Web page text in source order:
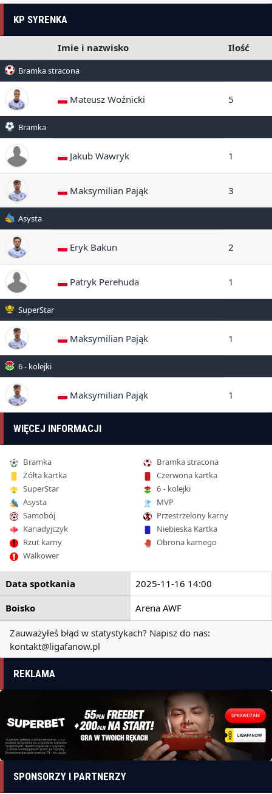
KP SYRENKA
Imie i nazwisko Ilość
Bramka stracona
Mateusz Woźnicki 5
Bramka
Jakub Wawryk 1
Maksymilian Pająk 3
Asysta
Eryk Bakun 2
Patryk Perehuda 1
SuperStar
Maksymilian Pająk 1
6 - kolejki
Maksymilian Pająk 1
WIĘCEJ INFORMACJI
Bramka
Bramka stracona
Żółta kartka
Czerwona kartka
SuperStar
6 - kolejki
Asysta
MVP
Samobój
Przestrzelony karny
Kanadyjczyk
Niebieska Kartka
Rzut karny
Obrona karnego
Walkower
Data spotkania
2025-11-16 14:00
Boisko
Arena AWF
Zauważyłeś błąd w statystykach? Napisz do nas:
kontakt@ligafanow.pl
REKLAMA
SPONSORZY I PARTNERZY